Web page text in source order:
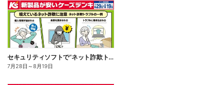
セキュリティソフトで“ネット詐欺トラブル”から守る!
7月28日 ～8月19日